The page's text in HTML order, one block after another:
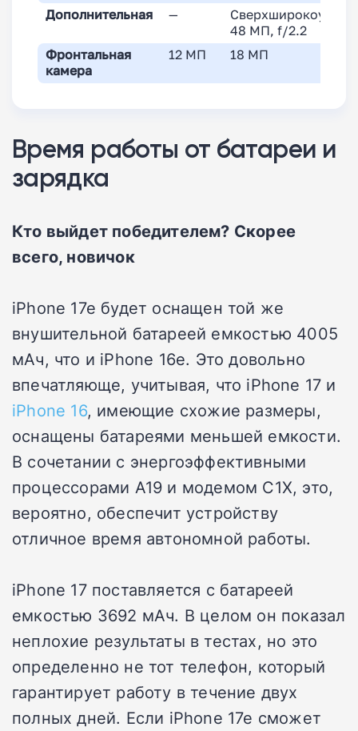
Дополнительная —
48 МП, f/2.2
Фронтальная
камера
12 МП 18 МП
Время работы от батареи и
зарядка
Кто выйдет победителем? Скорее
всего, новичок
iPhone 17e будет оснащен той же
внушительной батареей емкостью 4005
мАч, что и iPhone 16e. Это довольно
впечатляюще, учитывая, что iPhone 17 и
iPhone 16, имеющие схожие размеры,
оснащены батареями меньшей емкости.
В сочетании с энергоэффективными
процессорами A19 и модемом C1X, это,
вероятно, обеспечит устройству
отличное время автономной работы.
iPhone 17 поставляется с батареей
емкостью 3692 мАч. В целом он показал
неплохие результаты в тестах, но это
определенно не тот телефон, который
гарантирует работу в течение двух
полных дней. Если iPhone 17e сможет